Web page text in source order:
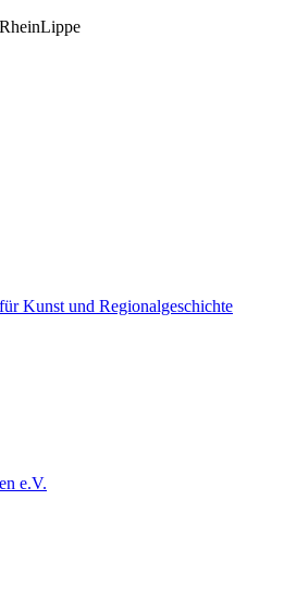
Kunst und Regionalgeschichte
e.V.